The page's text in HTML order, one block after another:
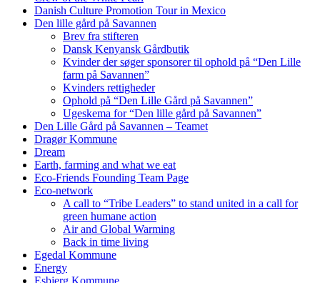
Danish Culture Promotion Tour in Mexico
Den lille gård på Savannen
Brev fra stifteren
Dansk Kenyansk Gårdbutik
Kvinder der søger sponsorer til ophold på “Den Lille
farm på Savannen”
Kvinders rettigheder
Ophold på “Den Lille Gård på Savannen”
Ugeskema for “Den lille gård på Savannen”
Den Lille Gård på Savannen – Teamet
Dragør Kommune
Dream
Earth, farming and what we eat
Eco-Friends Founding Team Page
Eco-network
A call to “Tribe Leaders” to stand united in a call for
green humane action
Air and Global Warming
Back in time living
Egedal Kommune
Energy
Esbjerg Kommune